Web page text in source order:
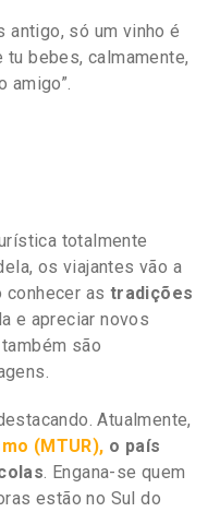
antigo, só um vinho é
bebes, calmamente,
totalmente
os viajantes vão a
as tradições
e apreciar novos
são
Atualmente,
(MTUR), o país
. Engana-se quem
estão no Sul do